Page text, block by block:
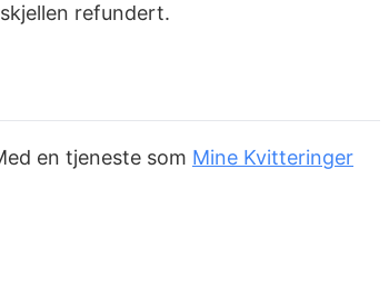
refundert.
en tjeneste som Mine Kvitteringer